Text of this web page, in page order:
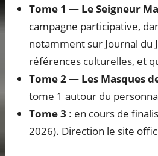
Tome 1 — Le Seigneur
campagne participative,
notamment sur Journal du
références culturelles, et
Tome 2 — Les Masques
tome 1 autour du
Tome 3 : en cours de
2026). Direction le site